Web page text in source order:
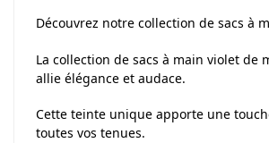
Découvrez notre collection de sacs à
La collection de sacs à main violet de
allie élégance et audace.
Cette teinte unique apporte une
toutes vos tenues.